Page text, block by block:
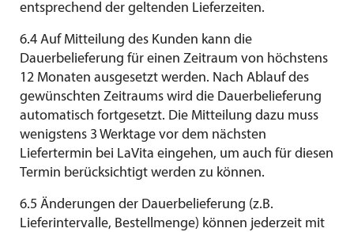
entsprechend der geltenden Lieferzeiten.
6.4 Auf Mitteilung des Kunden kann die
Dauerbelieferung für einen Zeitraum von höchstens
12 Monaten ausgesetzt werden. Nach Ablauf des
gewünschten Zeitraums wird die Dauerbelieferung
automatisch fortgesetzt. Die Mitteilung dazu muss
wenigstens 3 Werktage vor dem nächsten
Liefertermin bei LaVita eingehen, um auch für diesen
Termin berücksichtigt werden zu können.
6.5 Änderungen der Dauerbelieferung (z.B.
Lieferintervalle, Bestellmenge) können jederzeit mit